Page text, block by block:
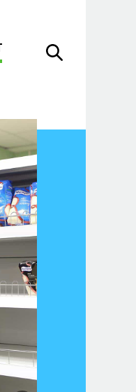
Suche öffnen